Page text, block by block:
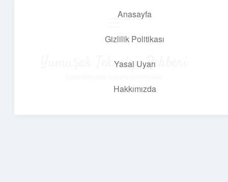
Anasayfa
Gizlilik Politikası
Yasal Uyarı
Hakkımızda
Yumuşak Teknoloji Rehberi